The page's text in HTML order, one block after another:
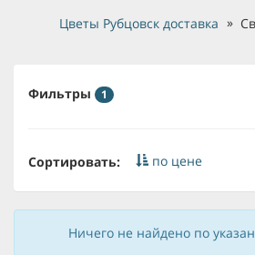
Цветы Рубцовск доставка
Фильтры 1
Сортировать: по цене
Ничего не найдено по